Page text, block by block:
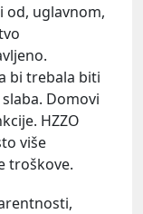
od, uglavnom,
bi trebala biti
Domovi
HZZO
više
troškove.